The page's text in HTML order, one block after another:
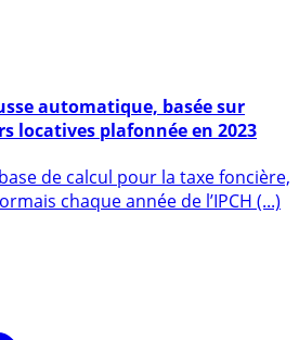
automatique, basée sur
locatives plafonnée en 2023
chaque année de l’IPCH (...)